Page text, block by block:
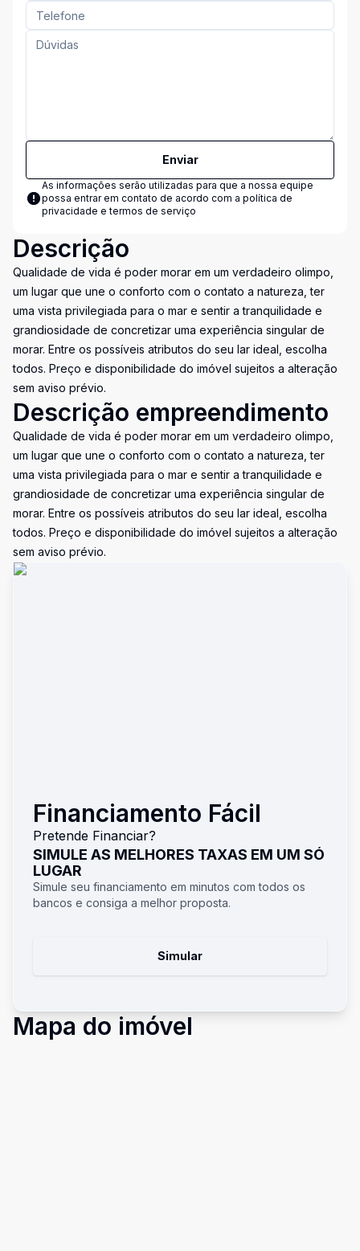
Enviar
As informações serão utilizadas para que a nossa equipe
possa entrar em contato de acordo com a política de
privacidade e termos de serviço
Descrição
Qualidade de vida é poder morar em um verdadeiro olimpo,
um lugar que une o conforto com o contato a natureza, ter
uma vista privilegiada para o mar e sentir a tranquilidade e
grandiosidade de concretizar uma experiência singular de
morar. Entre os possíveis atributos do seu lar ideal, escolha
todos. Preço e disponibilidade do imóvel sujeitos a alteração
sem aviso prévio.
Descrição empreendimento
Qualidade de vida é poder morar em um verdadeiro olimpo,
um lugar que une o conforto com o contato a natureza, ter
uma vista privilegiada para o mar e sentir a tranquilidade e
grandiosidade de concretizar uma experiência singular de
morar. Entre os possíveis atributos do seu lar ideal, escolha
todos. Preço e disponibilidade do imóvel sujeitos a alteração
sem aviso prévio.
Financiamento Fácil
Pretende Financiar?
SIMULE AS MELHORES TAXAS EM UM SÓ
LUGAR
Simule seu financiamento em minutos com todos os
bancos e consiga a melhor proposta.
Simular
Mapa do imóvel